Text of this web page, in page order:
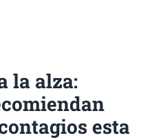
la alza:
esta